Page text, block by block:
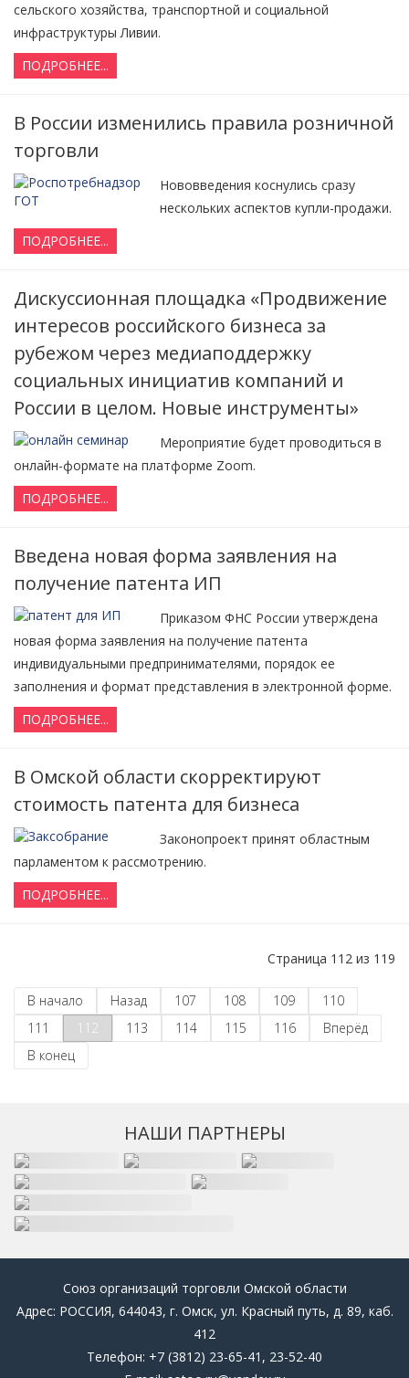
сельского хозяйства, транспортной и социальной
инфраструктуры Ливии.
ПОДРОБНЕЕ...
В России изменились правила розничной
торговли
Нововведения коснулись сразу
нескольких аспектов купли-продажи.
ПОДРОБНЕЕ...
Дискуссионная площадка «Продвижение
интересов российского бизнеса за
рубежом через медиаподдержку
социальных инициатив компаний и
России в целом. Новые инструменты»
Мероприятие будет проводиться в
онлайн-формате на платформе Zoom.
ПОДРОБНЕЕ...
Введена новая форма заявления на
получение патента ИП
Приказом ФНС России утверждена
новая форма заявления на получение патента
индивидуальными предпринимателями, порядок ее
заполнения и формат представления в электронной форме.
ПОДРОБНЕЕ...
В Омской области скорректируют
стоимость патента для бизнеса
Законопроект принят областным
парламентом к рассмотрению.
ПОДРОБНЕЕ...
Страница 112 из 119
В начало Назад 107 108 109
110
111
112 113 114 115 116
Вперёд
В конец
НАШИ ПАРТНЕРЫ
Союз организаций торговли Омской области
Адрес: РОССИЯ, 644043, г. Омск, ул. Красный путь, д. 89, каб.
412
Телефон: +7 (3812) 23-65-41, 23-52-40